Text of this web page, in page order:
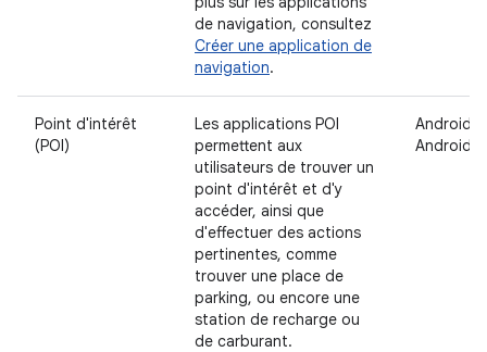
de navigation, consultez
Créer une application de
navigation.
Point d'intérêt
(POI)
Les applications POI
permettent aux
utilisateurs de trouver un
point d'intérêt et d'y
accéder, ainsi que
d'effectuer des actions
pertinentes, comme
trouver une place de
parking, ou encore une
station de recharge ou
de carburant.
Android
Android